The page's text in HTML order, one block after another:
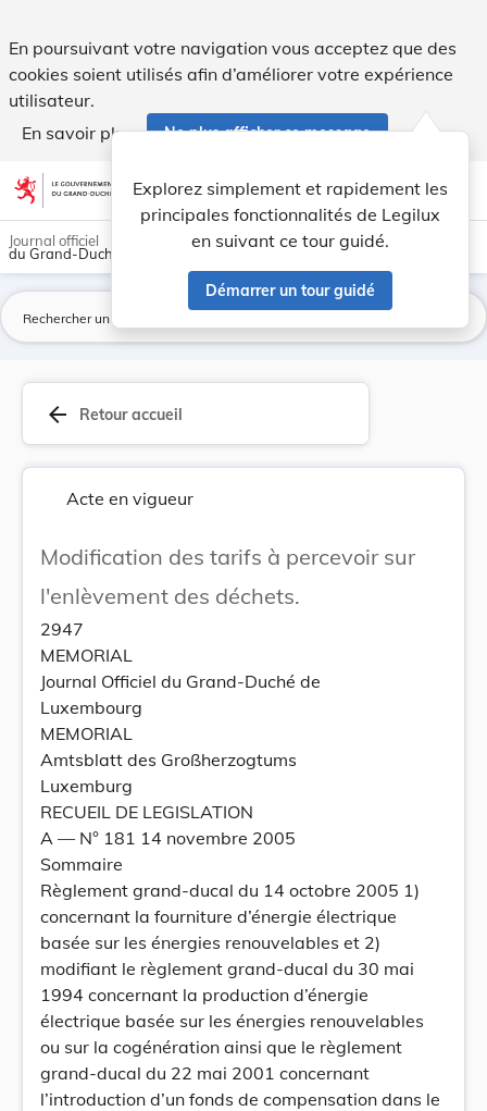
En poursuivant votre navigation vous acceptez que des
cookies soient utilisés afin d’améliorer votre expérience
utilisateur.
En savoir plus
Ne plus afficher ce message
Aller au contenu account_circle help Aide
Explorez simplement et rapidement les
principales fonctionnalités de Legilux
en suivant ce tour guidé.
Démarrer un tour guidé
light_mode dark_mode
Journal officiel
du Grand-Duché de Luxembourg
arrow_back Retour accueil
Acte en vigueur
Modification des tarifs à percevoir sur
l'enlèvement des déchets.
2947
MEMORIAL
Journal Officiel du Grand-Duché de
Luxembourg
MEMORIAL
Amtsblatt des Großherzogtums
Luxemburg
RECUEIL DE LEGISLATION
A –– N° 181 14 novembre 2005
Sommaire
Règlement grand-ducal du 14 octobre 2005 1)
concernant la fourniture d’énergie électrique
basée sur les énergies renouvelables et 2)
modifiant le règlement grand-ducal du 30 mai
1994 concernant la production d’énergie
électrique basée sur les énergies renouvelables
ou sur la cogénération ainsi que le règlement
grand-ducal du 22 mai 2001 concernant
l’introduction d’un fonds de compensation dans le